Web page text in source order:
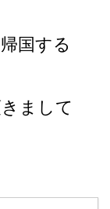
国する
まして